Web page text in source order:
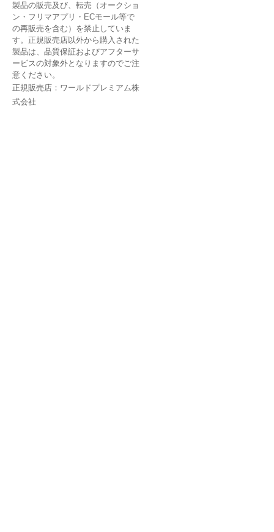
製品の販売及び、転売（オークショ
ン・フリマアプリ・ECモール等で
の再販売を含む）を禁止していま
す。正規販売店以外から購入された
製品は、品質保証およびアフターサ
ービスの対象外となりますのでご注
意ください。
正規販売店：ワールドプレミアム株
式会社